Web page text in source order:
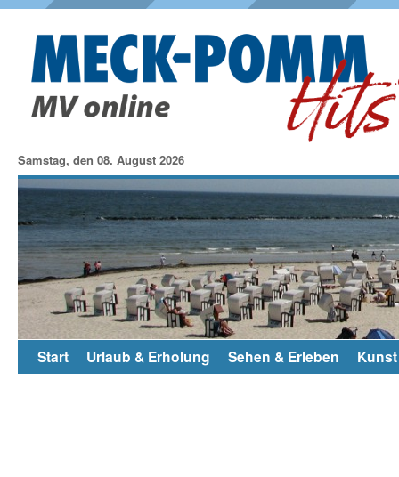
Samstag, den 08. August 2026
Start Urlaub & Erholung Sehen & Erleben